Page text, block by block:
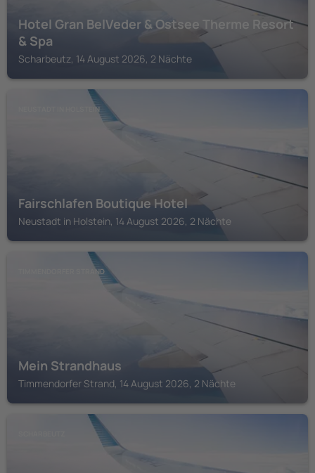
Hotel Gran BelVeder & Ostsee Therme Resort
& Spa
Scharbeutz, 14 August 2026, 2 Nächte
NEUSTADT IN HOLSTEIN
Fairschlafen Boutique Hotel
Neustadt in Holstein, 14 August 2026, 2 Nächte
TIMMENDORFER STRAND
Mein Strandhaus
Timmendorfer Strand, 14 August 2026, 2 Nächte